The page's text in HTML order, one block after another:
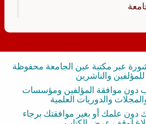
عبر مكتبة عين الجامعة محفوظة
للمؤلفين والناشرين
دون موافقة المؤلفين ومؤسسات
والدوريات العلمية
دون علمك أو بغير موافقتك برجاء